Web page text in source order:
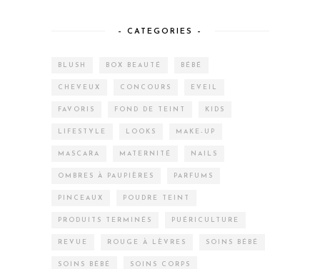
– CATEGORIES –
BLUSH BOX BEAUTÉ BÉBÉ
CHEVEUX CONCOURS EVEIL
FAVORIS FOND DE TEINT KIDS
LIFESTYLE LOOKS MAKE-UP
MASCARA MATERNITÉ NAILS
OMBRES À PAUPIÈRES PARFUMS
PINCEAUX POUDRE TEINT
PRODUITS TERMINÉS PUÉRICULTURE
REVUE ROUGE À LÈVRES SOINS BÉBÉ
SOINS BÉBÉ SOINS CORPS